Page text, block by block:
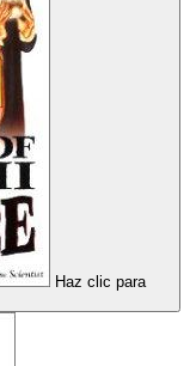
Haz clic para